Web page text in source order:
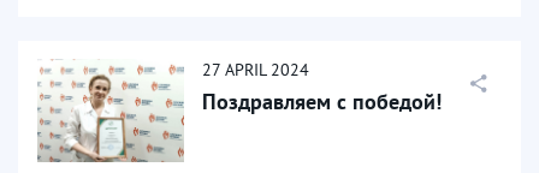
27 APRIL 2024
Поздравляем с победой!